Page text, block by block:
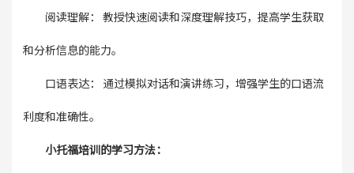
阅读理解： 教授快速阅读和深度理解技巧，提高学生获取
和分析信息的能力。
口语表达： 通过模拟对话和演讲练习，增强学生的口语流
利度和准确性。
小托福培训的学习方法：